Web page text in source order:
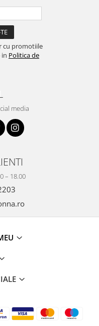
cu promotiile
Politica de
media
– 18.00